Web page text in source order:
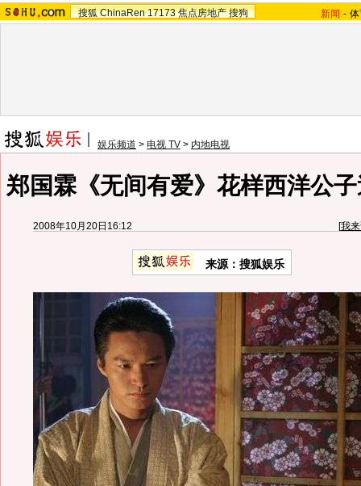
搜狐 ChinaRen 17173 焦点房地产 搜狗 新闻 -
娱乐频道 > 电视 TV > 内地电视
郑国霖《无间有爱》花样西洋公
2008年10月20日16:12 [我
来源：搜狐娱乐